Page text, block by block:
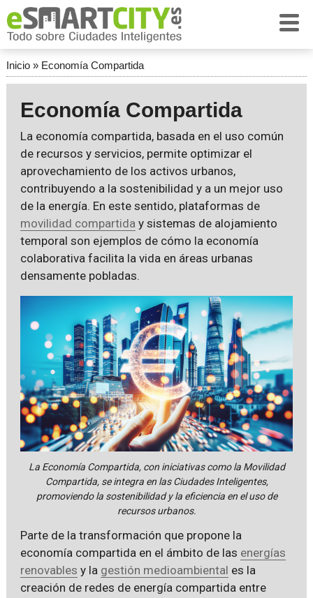
Inicio» Economía Compartida
Economía Compartida
La economía compartida, basada en el uso común
de recursos y servicios, permite optimizar el
aprovechamiento de los activos urbanos,
contribuyendo a la sostenibilidad y a un mejor uso
de la energía. En este sentido, plataformas de
movilidad compartida y sistemas de alojamiento
temporal son ejemplos de cómo la economía
colaborativa facilita la vida en áreas urbanas
densamente pobladas.
La Economía Compartida, con iniciativas como la Movilidad
Compartida, se integra en las Ciudades Inteligentes,
promoviendo la sostenibilidad y la eficiencia en el uso de
recursos urbanos.
Parte de la transformación que propone la
economía compartida en el ámbito de las energías
renovables y la gestión medioambiental es la
creación de redes de energía compartida entre